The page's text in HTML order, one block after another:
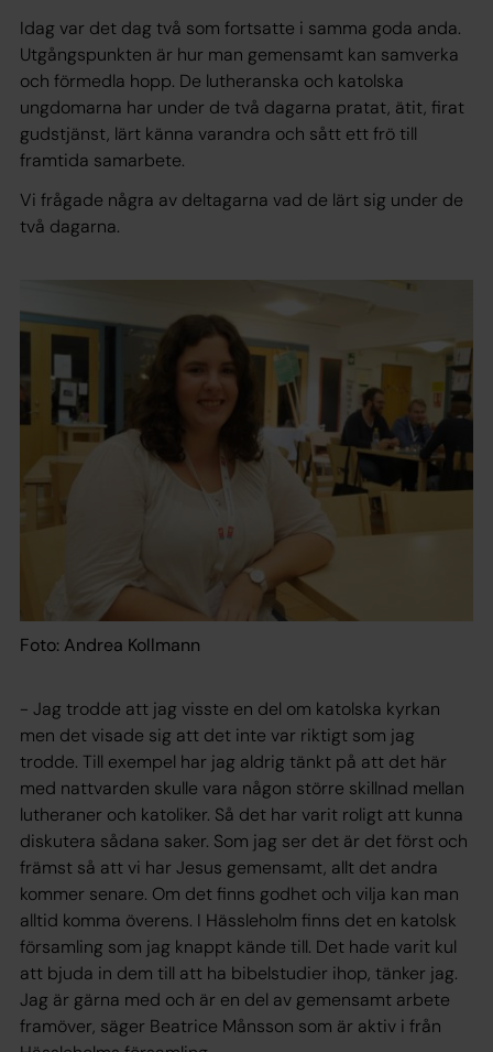
Idag var det dag två som fortsatte i samma goda anda.
Utgångspunkten är hur man gemensamt kan samverka
och förmedla hopp. De lutheranska och katolska
ungdomarna har under de två dagarna pratat, ätit, firat
gudstjänst, lärt känna varandra och sått ett frö till
framtida samarbete.
Vi frågade några av deltagarna vad de lärt sig under de
två dagarna.
Foto: Andrea Kollmann
- Jag trodde att jag visste en del om katolska kyrkan
men det visade sig att det inte var riktigt som jag
trodde. Till exempel har jag aldrig tänkt på att det här
med nattvarden skulle vara någon större skillnad mellan
lutheraner och katoliker. Så det har varit roligt att kunna
diskutera sådana saker. Som jag ser det är det först och
främst så att vi har Jesus gemensamt, allt det andra
kommer senare. Om det finns godhet och vilja kan man
alltid komma överens. I Hässleholm finns det en katolsk
församling som jag knappt kände till. Det hade varit kul
att bjuda in dem till att ha bibelstudier ihop, tänker jag.
Jag är gärna med och är en del av gemensamt arbete
framöver, säger Beatrice Månsson som är aktiv i från